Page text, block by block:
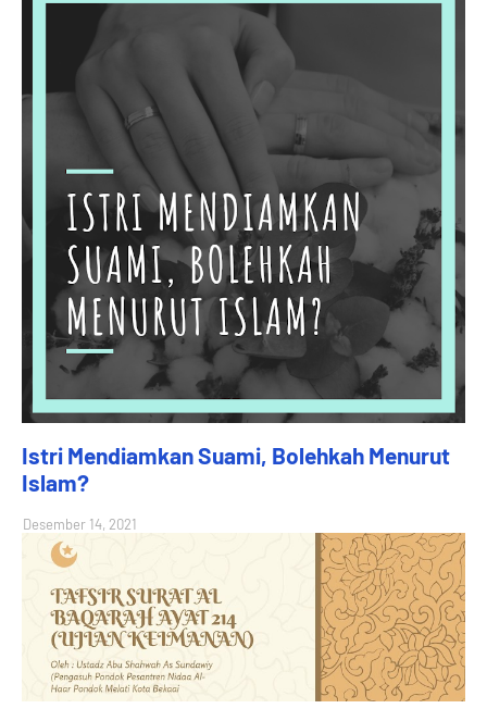
Istri Mendiamkan Suami, Bolehkah Menurut
Islam?
Desember 14, 2021